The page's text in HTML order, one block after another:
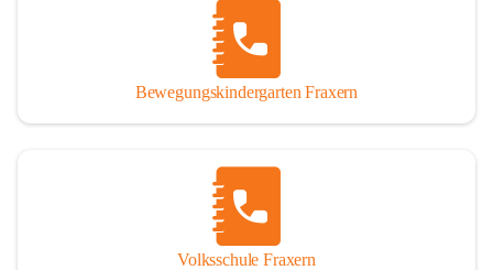
Bewegungskindergarten Fraxern
Volksschule Fraxern